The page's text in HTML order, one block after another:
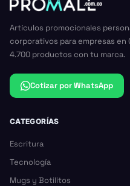
Artículos promocionales
corporativos para empresas en
4.700 productos con tu marca.
Cotizar por WhatsApp
CATEGORÍAS
Escritura
Tecnología
Mugs y Botilitos